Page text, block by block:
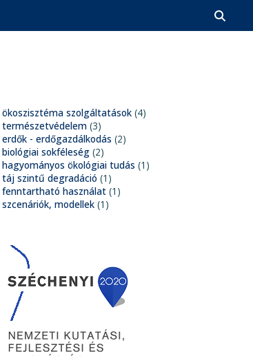
ökoszisztéma szolgáltatások (4)
természetvédelem (3)
erdők - erdőgazdálkodás (2)
biológiai sokféleség (2)
hagyományos ökológiai tudás (1)
táj szintű degradáció (1)
fenntartható használat (1)
szcenáriók, modellek (1)